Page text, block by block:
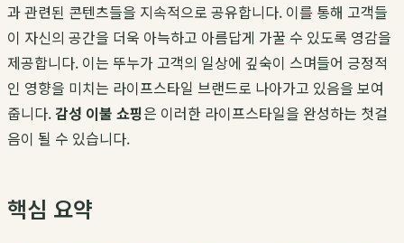
과 관련된 콘텐츠들을 지속적으로 공유합니다. 이를 통해 고객들
이 자신의 공간을 더욱 아늑하고 아름답게 가꿀 수 있도록 영감을
제공합니다. 이는 뚜누가 고객의 일상에 깊숙이 스며들어 긍정적
인 영향을 미치는 라이프스타일 브랜드로 나아가고 있음을 보여
줍니다.감성 이불 쇼핑은 이러한 라이프스타일을 완성하는 첫걸
음이 될 수 있습니다.
핵심 요약